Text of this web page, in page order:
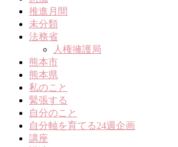
推進月間
未分類
法務省
人権擁護局
熊本市
熊本県
私のこと
緊張する
自分のこと
自分軸を育てる24週企画
講座